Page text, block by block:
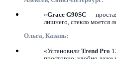
«Grace G90SC —
лишнего, стекло моется
Ольга, Казань:
«Установили Trend Pro